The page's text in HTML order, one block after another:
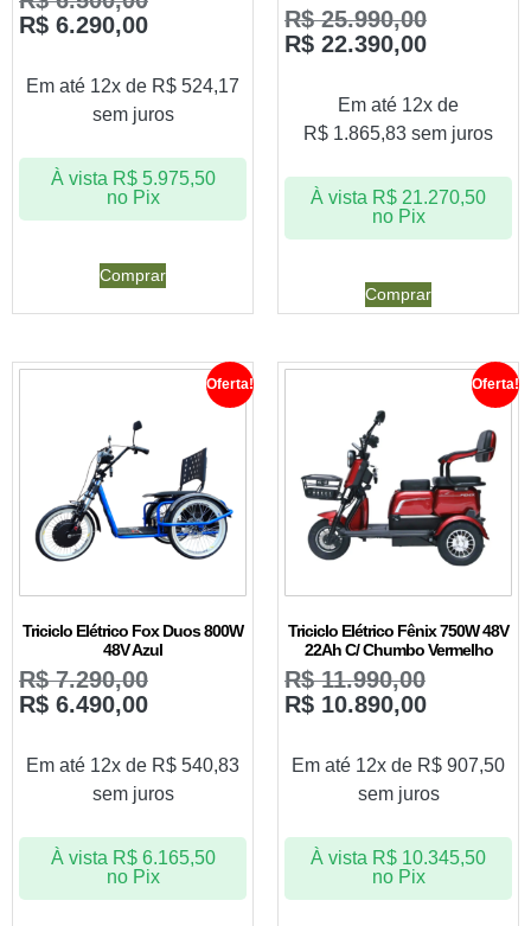
R$ 6.290,00
Em até 12x de R$ 524,17
sem juros
À vista R$5.975,50
no Pix
Comprar
R$25.990,00
R$ 22.390,00
Em até 12x de
R$ 1.865,83 sem juros
À vista R$ 21.270,50
no Pix
Comprar
Oferta!
Triciclo Elétrico Fox Duos 800W
48V Azul
R$7.290,00
R$ 6.490,00
Em até 12x de R$ 540,83
sem juros
À vista R$6.165,50
no Pix
Oferta!
Triciclo Elétrico Fênix 750W 48V
22Ah C/ Chumbo Vermelho
R$11.990,00
R$ 10.890,00
Em até 12x de R$ 907,50
sem juros
À vista R$ 10.345,50
no Pix